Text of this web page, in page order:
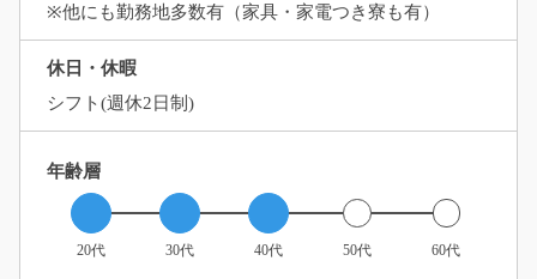
※他にも勤務地多数有（家具・家電つき寮も有）
休日・休暇
シフト(週休2日制)
年齢層
20代 30代 40代 50代 60代